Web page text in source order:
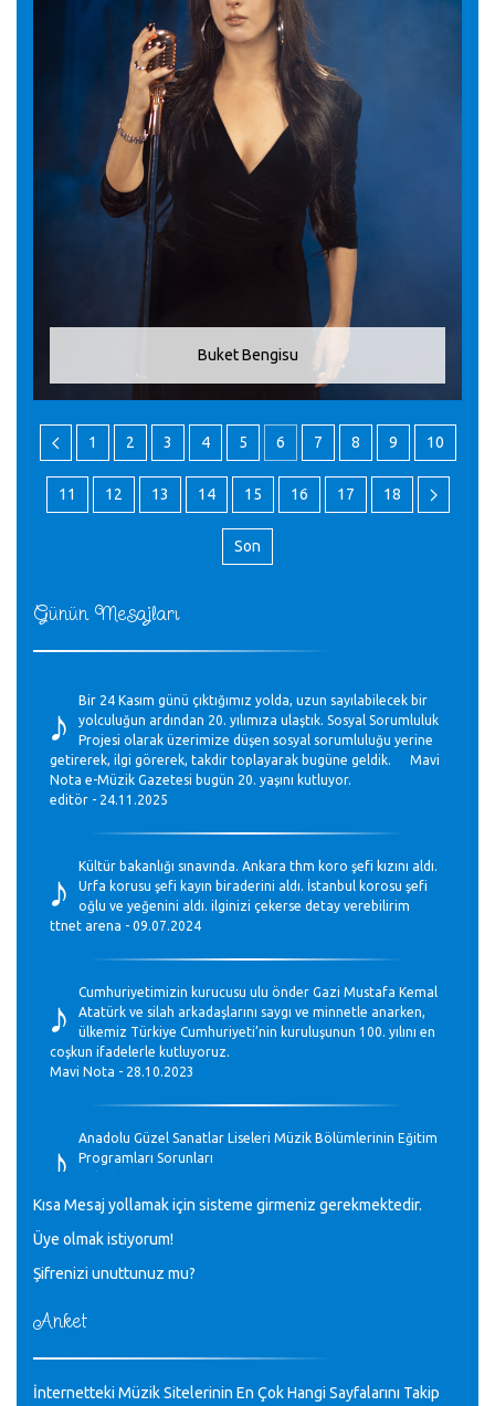
Günün Mesajları
♪
Bir 24 Kasım günü çıktığımız yolda, uzun sayılabilecek bir
yolculuğun ardından 20. yılımıza ulaştık. Sosyal Sorumluluk
Projesi olarak üzerimize düşen sosyal sorumluluğu yerine
getirerek, ilgi görerek, takdir toplayarak bugüne geldik. Mavi
Nota e-Müzik Gazetesi bugün 20. yaşını kutluyor.
editör - 24.11.2025
♪
Kültür bakanlığı sınavında. Ankara thm koro şefi kızını aldı.
Urfa korusu şefi kayın biraderini aldı. İstanbul korosu şefi
oğlu ve yeğenini aldı. ilginizi çekerse detay verebilirim
ttnet arena - 09.07.2024
♪
Cumhuriyetimizin kurucusu ulu önder Gazi Mustafa Kemal
Atatürk ve silah arkadaşlarını saygı ve minnetle anarken,
ülkemiz Türkiye Cumhuriyeti’nin kuruluşunun 100. yılını en
coşkun ifadelerle kutluyoruz.
Mavi Nota - 28.10.2023
♪
Anadolu Güzel Sanatlar Liseleri Müzik Bölümlerinin Eğitim
Programları Sorunları
♪
GEÇMİŞ OLSUN TÜRKİYE!
Mavi Nota - 07.02.2023
♪
30 yıl sonra karşılaşmak çok güzel Kurtuluş, teveccüh
M.Semih Baylan - 08.01.2023
Kısa Mesaj yollamak için sisteme girmeniz gerekmektedir.
Üye olmak istiyorum!
Şifrenizi unuttunuz mu?
Anket
İnternetteki Müzik Sitelerinin En Çok Hangi Sayfalarını Takip
Buket Bengisu
1 2 3 4 5 6 7 8 9 10
11 12 13 14 15 16 17 18
Son